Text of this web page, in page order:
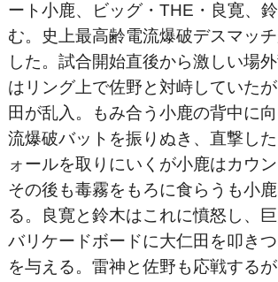
ート小鹿、ビッグ・THE・良寛、
む。史上最高齢電流爆破デスマッ
した。試合開始直後から激しい場
はリング上で佐野と対峙していた
田が乱入。もみ合う小鹿の背中に
流爆破バットを振りぬき、直撃し
ォールを取りにいくが小鹿はカウン
その後も毒霧をもろに食らうも小
る。良寛と鈴木はこれに憤怒し、
バリケードボードに大仁田を叩き
を与える。雷神と佐野も応戦する